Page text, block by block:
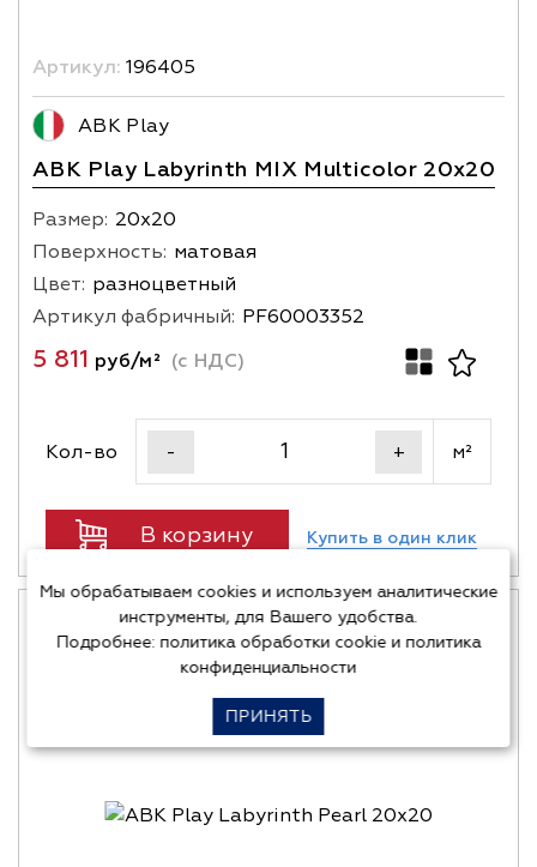
Артикул: 196405
ABK Play
ABK Play Labyrinth MIX Multicolor 20x20
Размер: 20х20
Поверхность: матовая
Цвет: разноцветный
Артикул фабричный: PF60003352
5 811 руб/м² (с НДС)
Кол-во - + м²
В корзину Купить в один клик
Мы обрабатываем cookies и используем аналитические
инструменты, для Вашего удобства.
Подробнее: политика обработки cookieи политика
конфиденциальности
ПРИНЯТЬ